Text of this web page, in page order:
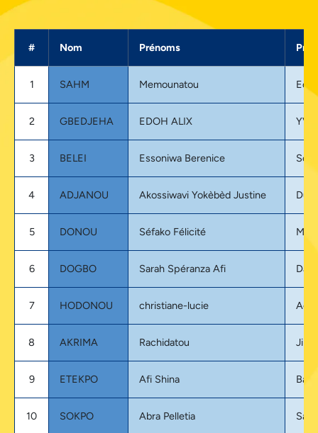
# Nom Prénoms
1 SAHM Memounatou Eco
2 GBEDJEHA EDOH ALIX YVA
3 BELEI Essoniwa Berenice
4 ADJANOU Akossiwavi Yokèbèd Justine
5 DONOU Séfako Félicité
6 DOGBO Sarah Spéranza Afi
7 HODONOU christiane-lucie
8 AKRIMA Rachidatou
9 ETEKPO Afi Shina
10 SOKPO Abra Pelletia